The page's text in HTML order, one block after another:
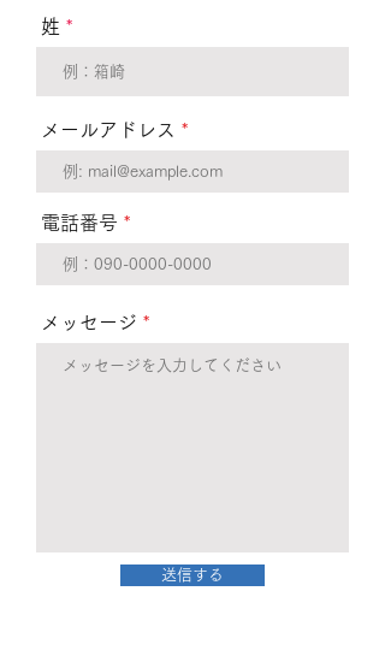
姓
メールアドレス
電話番号
メッセージ
送信する